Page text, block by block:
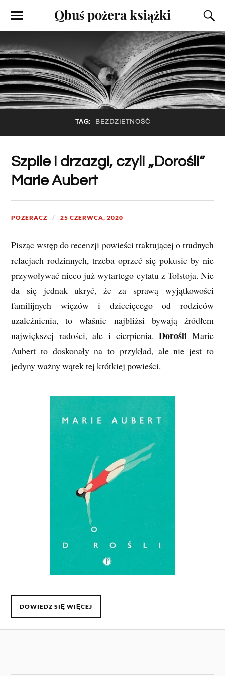
Qbuś pożera książki
TAG: BEZDZIETNOŚĆ
Szpile i drzazgi, czyli „Dorośli”
Marie Aubert
POZERACZ 25 CZERWCA, 2020
Pisząc wstęp do recenzji powieści traktującej o trudnych
relacjach rodzinnych, trzeba oprzeć się pokusie by nie
przywoływać nieco już wytartego cytatu z Tołstoja. Nie
da się jednak ukryć, że za sprawą wyjątkowości
familijnych więzów i dziecięcego od rodziców
uzależnienia, to właśnie najbliżsi bywają źródłem
największej radości, ale i cierpienia.Dorośli Marie
Aubert to doskonały na to przykład, ale nie jest to
jedyny ważny wątek tej krótkiej powieści.
DOWIEDZ SIĘ WIĘCEJ